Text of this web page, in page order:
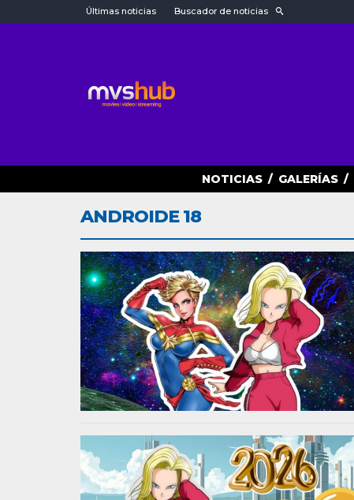
Últimas noticias Buscador de noticias
NOTICIAS / GALERÍAS /
ANDROIDE 18